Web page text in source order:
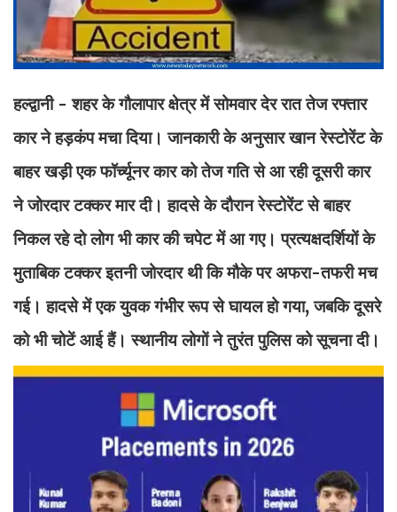
हल्द्वानी - शहर के गौलापार क्षेत्र में सोमवार देर रात तेज रफ्तार
कार ने हड़कंप मचा दिया। जानकारी के अनुसार खान रेस्टोरेंट के
बाहर खड़ी एक फॉर्च्यूनर कार को तेज गति से आ रही दूसरी कार
ने जोरदार टक्कर मार दी। हादसे के दौरान रेस्टोरेंट से बाहर
निकल रहे दो लोग भी कार की चपेट में आ गए। प्रत्यक्षदर्शियों के
मुताबिक टक्कर इतनी जोरदार थी कि मौके पर अफरा-तफरी मच
गई। हादसे में एक युवक गंभीर रूप से घायल हो गया, जबकि दूसरे
को भी चोटें आई हैं। स्थानीय लोगों ने तुरंत पुलिस को सूचना दी।